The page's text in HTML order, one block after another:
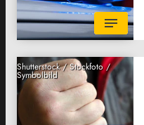
Shutterstock / Stockfoto /
Symbolbild